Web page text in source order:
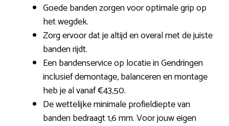
Goede banden zorgen voor optimale grip op
het wegdek.
Zorg ervoor dat je altijd en overal met de juiste
banden rijdt.
Een bandenservice op locatie in Gendringen
inclusief demontage, balanceren en montage
heb je al vanaf €43,50.
De wettelijke minimale profieldiepte van
banden bedraagt 1,6 mm. Voor jouw eigen